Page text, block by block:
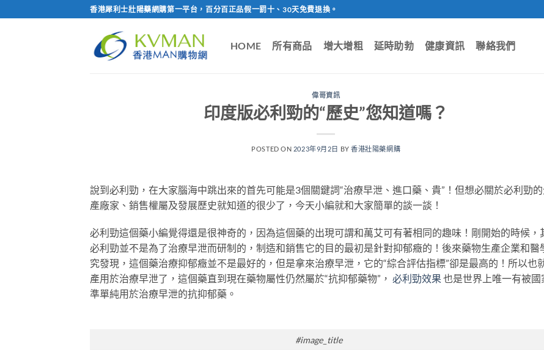
to
香港犀利士壯陽藥網購第一平台，百分百正品假一罰十、30天免費退換。
HOME 所有商品 增大增粗 延時助勃 健康資訊 聯絡我們
偉哥資訊
印度版必利勁的“歷史”您知道嗎？
POSTED ON 2023年9月2日 BY香港壯陽藥網購
說到必利勁，在大家腦海中跳出來的首先可能是3個關鍵詞“治療早泄、進口藥、貴”！但想必關於必利勁
產廠家、銷售權屬及發展歷史就知道的很少了，今天小編就和大家簡單的談一談！
必利勁這個藥小編覺得還是很神奇的，因為這個藥的出現可謂和萬艾可有著相同的趣味！剛開始的時候，
必利勁並不是為了治療早泄而研制的，制造和銷售它的目的最初是針對抑郁癥的！後來藥物生產企業和醫
究發現，這個藥治療抑郁癥並不是最好的，但是拿來治療早泄，它的“綜合評估指標”卻是最高的！所以也
產用於治療早泄了，這個藥直到現在藥物屬性仍然屬於“抗抑郁藥物”， 必利勁效果 也是世界上唯一有被國
準單純用於治療早泄的抗抑郁藥。
#image_title